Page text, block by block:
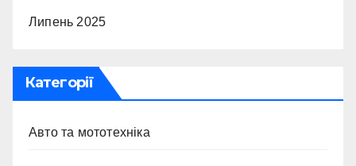
Липень 2025
Категорії
Авто та мототехніка